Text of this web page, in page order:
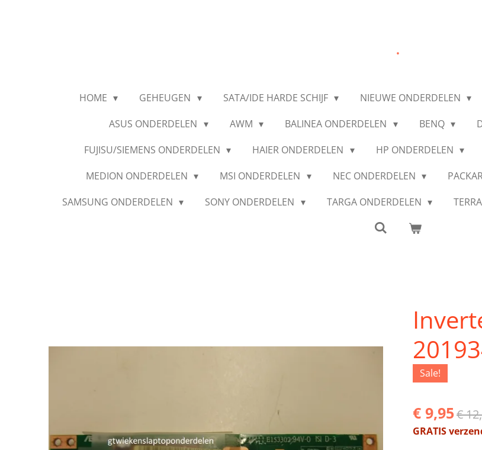
.
HOME GEHEUGEN SATA/IDE HARDE SCHIJF NIEUWE ONDERDELEN
ASUS ONDERDELEN
AWM BALINEA ONDERDELEN BENQ
FUJISU/SIEMENS ONDERDELEN
HAIER ONDERDELEN HP ONDERDELEN
MEDION ONDERDELEN
MSI ONDERDELEN NEC ONDERDELEN
SAMSUNG ONDERDELEN
SONY ONDERDELEN TARGA ONDERDELEN
Sale!
€ 9,95€
GRATIS